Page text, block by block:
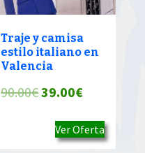
Traje y camisa
estilo italiano en
Valencia
90.00€El
original
39.00€El
actual
Ver Oferta